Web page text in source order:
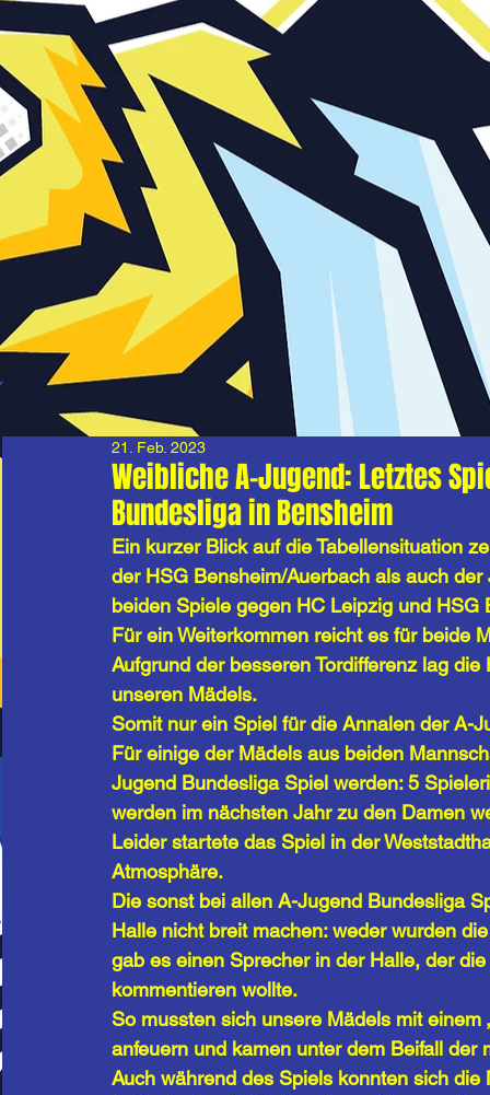
Weibliche A-Jugend: Letztes
Bundesliga in Bensheim
21. Feb. 2023
Ein kurzer Blick auf die Tabellensituation
der HSG Bensheim/Auerbach als auch
beiden Spiele gegen HC Leipzig und
Für ein Weiterkommen reicht es für beide
Aufgrund der besseren Tordifferenz lag
unseren Mädels.
Somit nur ein Spiel für die Annalen der A-
Für einige der Mädels aus beiden
Jugend Bundesliga Spiel werden: 5
werden im nächsten Jahr zu den Damen
Leider startete das Spiel in der
Atmosphäre.
Die sonst bei allen A-Jugend Bundesliga
Halle nicht breit machen: weder wurden
gab es einen Sprecher in der Halle, der
kommentieren wollte.
So mussten sich unsere Mädels mit
anfeuern und kamen unter dem Beifall der
Auch während des Spiels konnten sich